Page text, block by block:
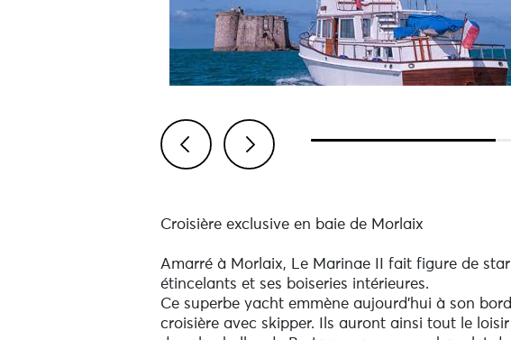
Croisière exclusive en baie de Morlaix
Amarré à Morlaix, Le Marinae II fait figure de
étincelants et ses boiseries intérieures.
Ce superbe yacht emmène aujourd’hui à son
croisière avec skipper. Ils auront ainsi tout le